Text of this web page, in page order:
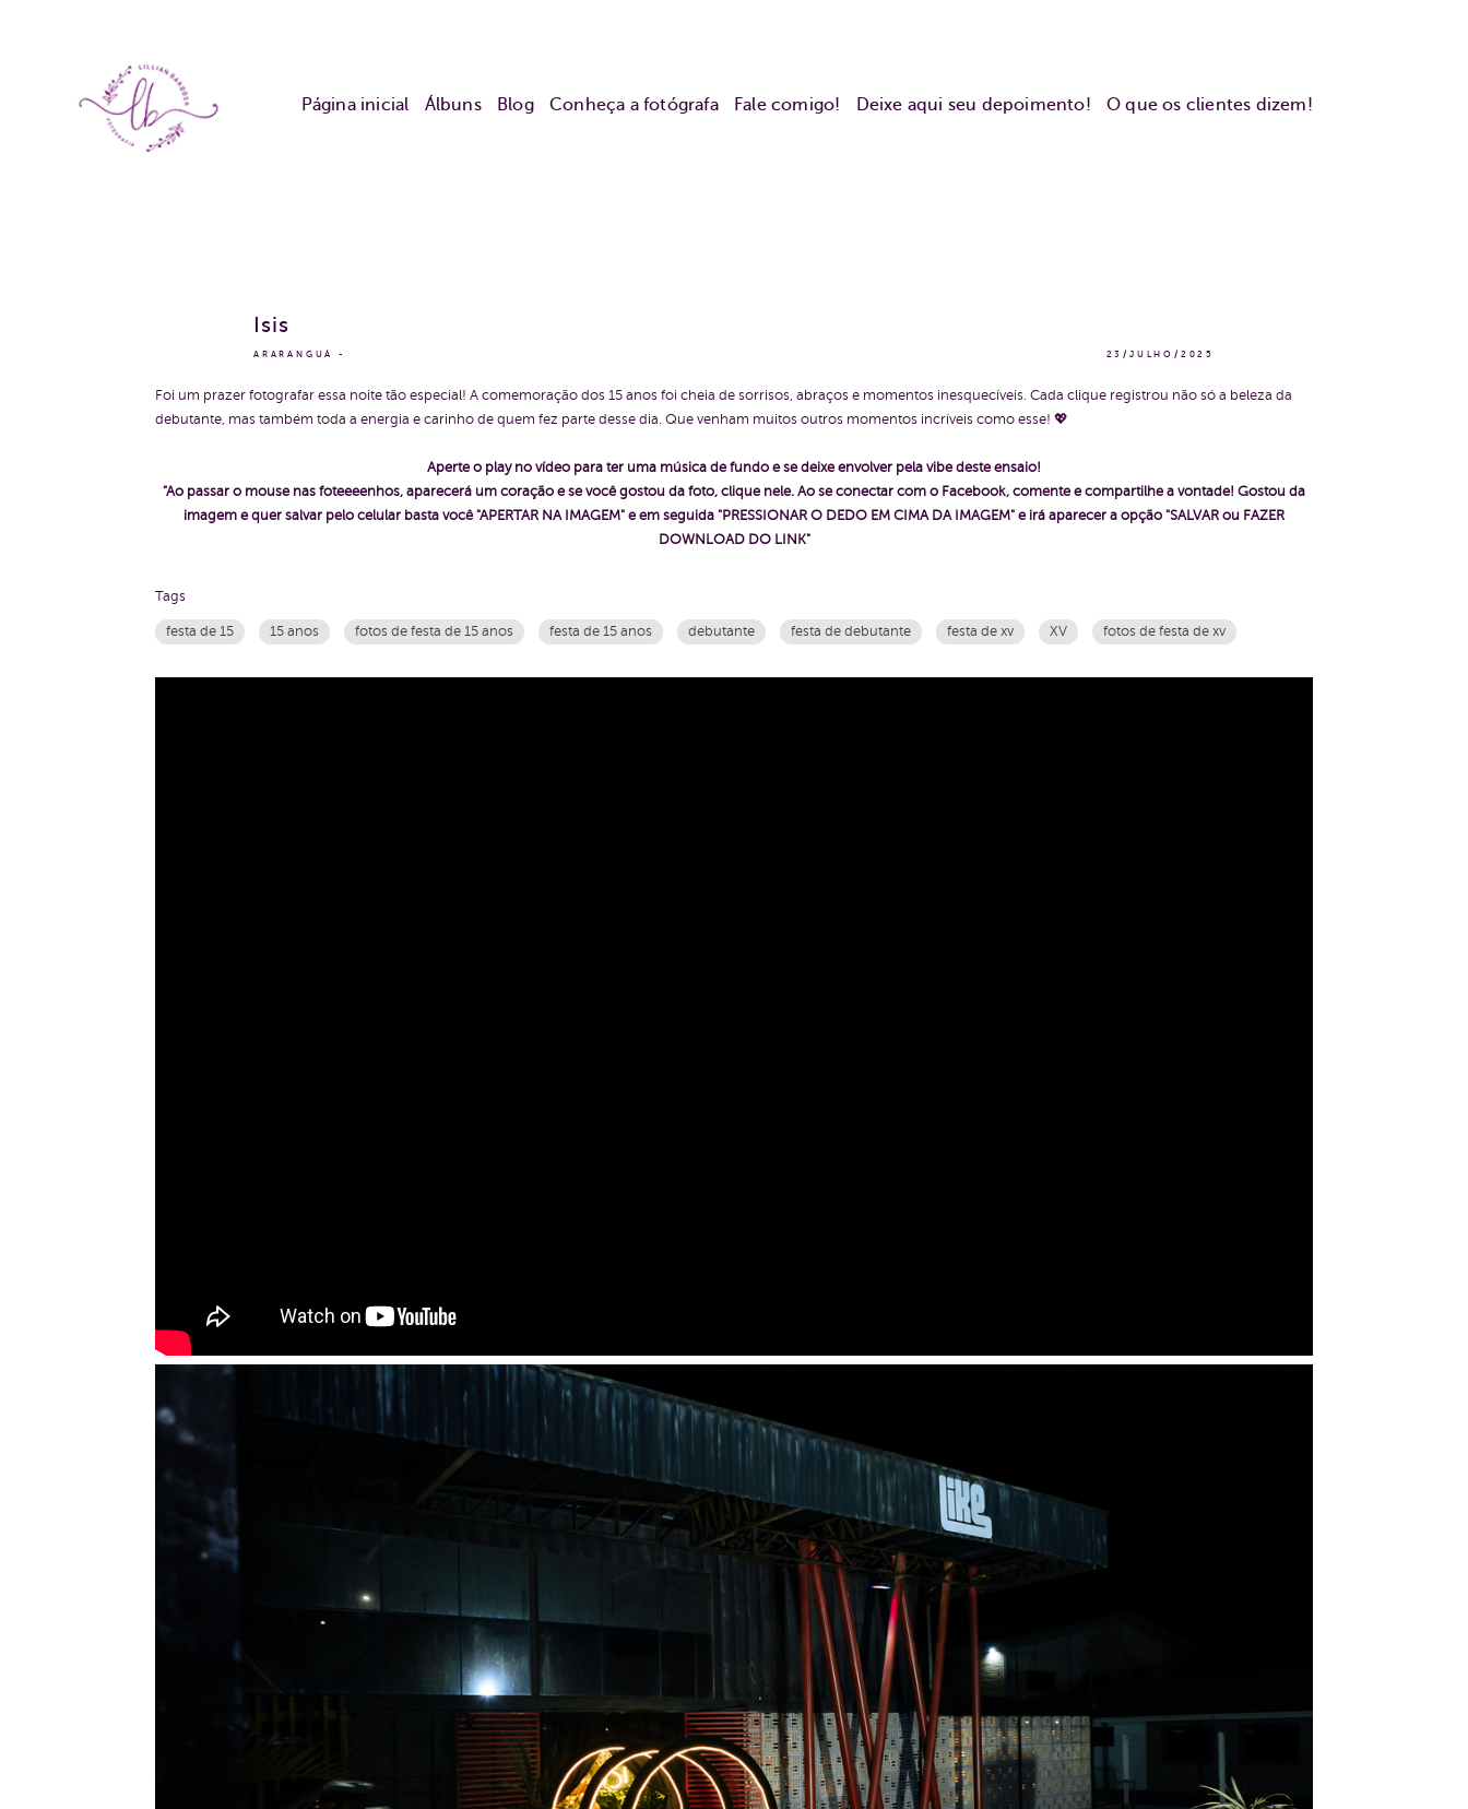
Página inicial Álbuns Blog Conheça a fotógrafa Fale comigo! Deixe aqui seu depoimento! O que os clientes dizem!
ARARANGUÁ 23/JULHO/2025
Isis
Foi um prazer fotografar essa noite tão especial! A comemoração dos 15 anos foi cheia de sorrisos, abraços e momentos inesquecíveis. Cada clique registrou não só a beleza da
debutante, mas também toda a energia e carinho de quem fez parte desse dia. Que venham muitos outros momentos incríveis como esse! 💖
Aperte o play no vídeo para ter uma música de fundo e se deixe envolver pela vibe deste ensaio!
"Ao passar o mouse nas foteeeenhos, aparecerá um coração e se você gostou da foto, clique nele. Ao se conectar com o Facebook, comente e compartilhe a vontade! Gostou da
imagem e quer salvar pelo celular basta você "APERTAR NA IMAGEM" e em seguida "PRESSIONAR O DEDO EM CIMA DA IMAGEM" e irá aparecer a opção "SALVAR ou FAZER
DOWNLOAD DO LINK"
Tags
festa de 15 15 anos fotos de festa de 15 anos festa de 15 anos debutante festa de debutante festa de xv XV fotos de festa de xv